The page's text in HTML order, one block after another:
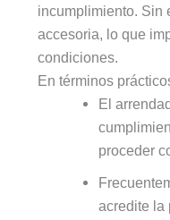
incumplimiento. Sin
accesoria, lo que
condiciones.
En términos
El
proceder
acredite la